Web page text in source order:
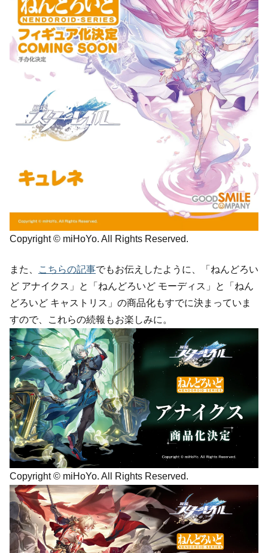
Copyright © miHoYo. All Rights Reserved.
また、 こちらの記事でもお伝えしたように、「ねんどろい
ど アナイクス」と「ねんどろいど モーディス」と「ねん
どろいど キャストリス」の商品化もすでに決まっていま
すので、これらの続報もお楽しみに。
Copyright © miHoYo. All Rights Reserved.